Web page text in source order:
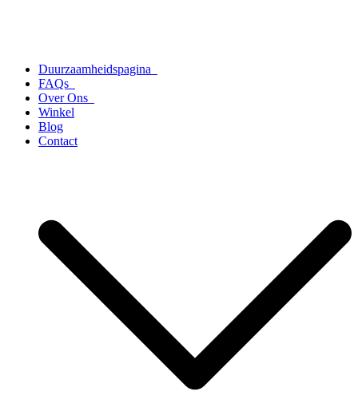
Duurzaamheidspagina
FAQs
Over Ons
Winkel
Blog
Contact